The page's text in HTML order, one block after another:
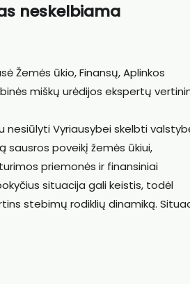
neskelbiama
Žemės ūkio, Finansų, Aplinkos
miškų urėdijos ekspertų
nesiūlyti Vyriausybei skelbti
poveikį žemės ūkiui,
priemonės ir finansiniai
situacija gali keistis, todėl
stebimų rodiklių dinamiką.